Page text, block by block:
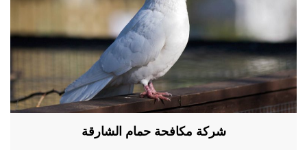
شركة مكافحة حمام الشارقة